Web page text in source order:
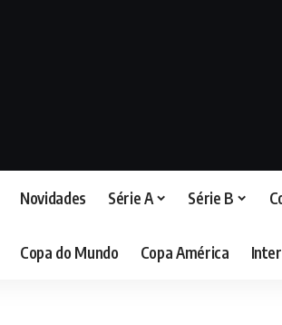
Novidades Série A Série B
Copa do Mundo Copa América